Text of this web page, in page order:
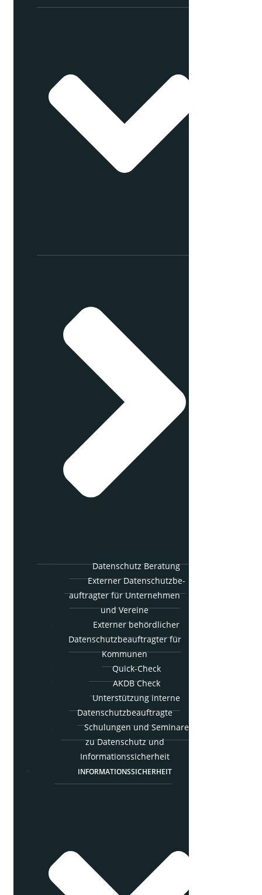
Daten­schutz Beratung
Exter­ner Daten­schutz­be­
auf­trag­ter für Unter­neh­men
und Vereine
Exter­ner behörd­li­cher
Daten­schutz­be­auf­trag­ter für
Kommunen
Quick-Check
AKDB Check
Unter­stüt­zung inter­ne
Datenschutzbeauftragte
Schu­lun­gen und Semi­na­re
zu Daten­schutz und
Informationssicherheit
INFOR­MA­TI­ONS­SI­CHER­HEIT